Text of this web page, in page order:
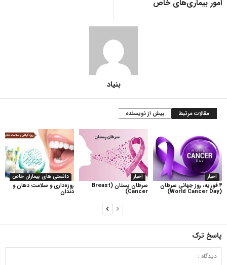
امور بیماری‌های خاص
بنیاد
مقالات مرتبط بیش از نویسنده
دانستی های بیماران خاص
روزه‌داری و سلامت دهان و
دندان
اخبار
سرطان پستان (Breast
Cancer)
اخبار
۴ فوریه، روز جهانی سرطان
(World Cancer Day)
پاسخ ترک